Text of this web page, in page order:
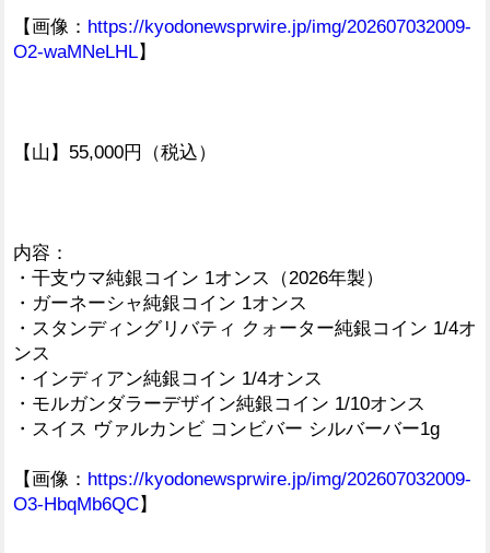
【画像： https://kyodonewsprwire.jp/img/202607032009-
O2-waMNeLHL】
【山】55,000円（税込）
内容：
・干支ウマ純銀コイン 1オンス（2026年製）
・ガーネーシャ純銀コイン 1オンス
・スタンディングリバティ クォーター純銀コイン 1/4オ
ンス
・インディアン純銀コイン 1/4オンス
・モルガンダラーデザイン純銀コイン 1/10オンス
・スイス ヴァルカンビ コンビバー シルバーバー1g
【画像： https://kyodonewsprwire.jp/img/202607032009-
O3-HbqMb6QC】